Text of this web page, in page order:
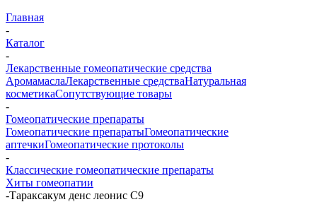
Главная
-
Каталог
-
Лекарственные гомеопатические средства
АромамаслаЛекарственные средстваНатуральная
косметикаСопутствующие товары
-
Гомеопатические препараты
Гомеопатические препаратыГомеопатические
аптечкиГомеопатические протоколы
-
Классические гомеопатические препараты
Хиты гомеопатии
-Тараксакум денс леонис С9